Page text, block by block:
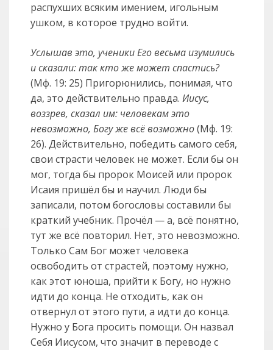
распухших всяким имением, игольным
ушком, в которое трудно войти.
Услышав это, ученики Его весьма изумились
и сказали: так кто же может спастись?
(Мф. 19: 25) Пригорюнились, понимая, что
да, это действительно правда.Иисус,
воззрев, сказал им: человекам это
невозможно, Богу же всё возможно(Мф. 19:
26). Действительно, победить самого себя,
свои страсти человек не может. Если бы он
мог, тогда бы пророк Моисей или пророк
Исаия пришёл бы и научил. Люди бы
записали, потом богословы составили бы
краткий учебник. Прочёл — а, всё понятно,
тут же всё повторил. Нет, это невозможно.
Только Сам Бог может человека
освободить от страстей, поэтому нужно,
как этот юноша, прийти к Богу, но нужно
идти до конца. Не отходить, как он
отвернул от этого пути, а идти до конца.
Нужно у Бога просить помощи. Он назвал
Себя Иисусом, что значит в переводе с